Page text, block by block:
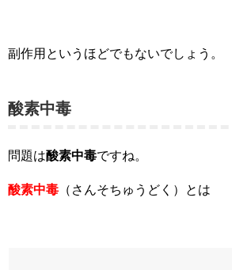
副作用というほどでもないでしょう。
酸素中毒
問題は酸素中毒ですね。
酸素中毒 （さんそちゅうどく）とは